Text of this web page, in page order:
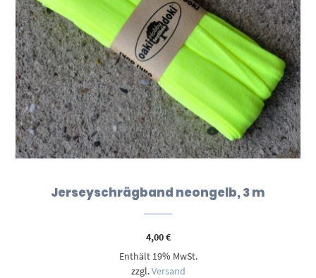
Jerseyschrägband neongelb, 3 m
4,00€
Enthält 19% MwSt.
zzgl.Versand